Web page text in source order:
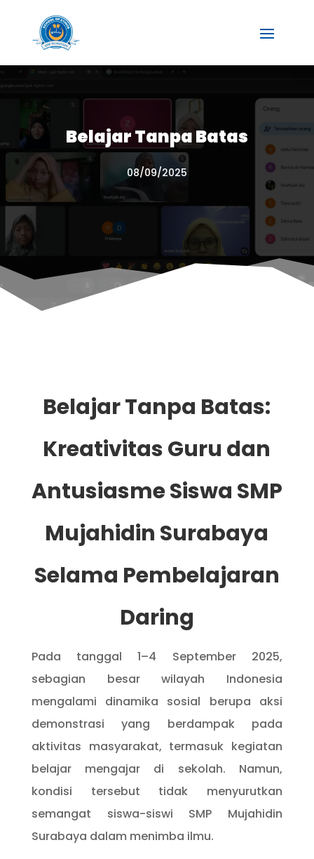
Belajar Tanpa Batas
08/09/2025
Belajar Tanpa Batas:
Kreativitas Guru dan
Antusiasme Siswa SMP
Mujahidin Surabaya
Selama Pembelajaran
Daring
Pada tanggal 1–4 September 2025,
sebagian besar wilayah Indonesia
mengalami dinamika sosial berupa aksi
demonstrasi yang berdampak pada
aktivitas masyarakat, termasuk kegiatan
belajar mengajar di sekolah. Namun,
kondisi tersebut tidak menyurutkan
semangat siswa-siswi SMP Mujahidin
Surabaya dalam menimba ilmu.